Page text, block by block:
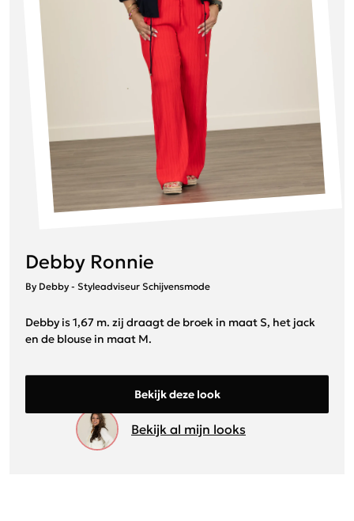
Debby Ronnie
By Debby - Styleadviseur Schijvensmode
Debby is 1,67 m. zij draagt de broek in maat S, het jack
en de blouse in maat M.
Bekijk deze look
Bekijk al mijn looks